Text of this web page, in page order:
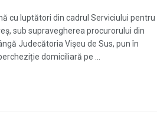
cu luptători din cadrul Serviciului pentru
sub supravegherea procurorului din
Judecătoria Vișeu de Sus, pun în
domiciliară pe ...